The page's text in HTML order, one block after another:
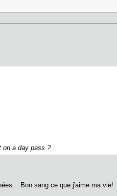
on a day pass ?
Bon sang ce que j'aime ma vie!